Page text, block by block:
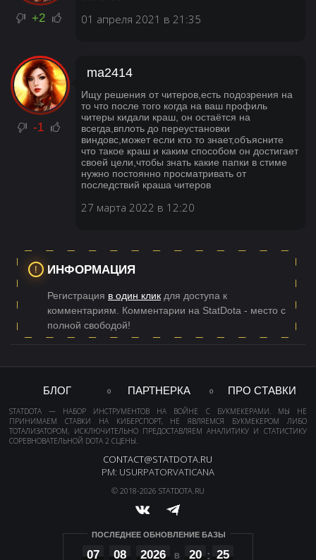
+2 01 апреля 2021 в 21:35
-1
ma2414
Ищу решения от читеров,есть подозрения на
то что после того когда на ваш профиль
читеры кидали краш, он остаётся на
всегда,вплоть до переустановки
виндовс,может если кто то знает,объясните
что такое краш и каким способом он достигает
своей цели,чтобы знать какие папки в стиме
нужно постоянно просматривать от
последствий краша читеров
27 марта 2022 в 12:20
ИНФОРМАЦИЯ
Регистрация в один клик для доступа к
комментариям. Комментарии на StatDota - место с
полной свободой!
БЛОГ ПАРТНЕРКА ПРО СТАВКИ
STATDOTA — НАБОР ИНСТРУМЕНТОВ НА ВОЙНЕ С БУКМЕКЕРАМИ. МЫ НЕ
ПРИНИМАЕМ СТАВКИ НА КИБЕРСПОРТ, НЕ ЯВЛЯЕМСЯ БУКМЕКЕРОМ ЛИБО
ТОТАЛИЗАТОРОМ, ИСКЛЮЧИТЕЛЬНО ПРЕДОСТАВЛЯЕМ АНАЛИТИКУ И СТАТИСТИКУ
СОРЕВНОВАТЕЛЬНОЙ DOTA 2 СЦЕНЫ.
CONTACT@STATDOTA.RU
PM: USURPATORVATICANA
© 2018-2026 STATDOTA.RU
ПОСЛЕДНЕЕ ОБНОВЛЕНИЕ БАЗЫ
07 08 2026 20 25